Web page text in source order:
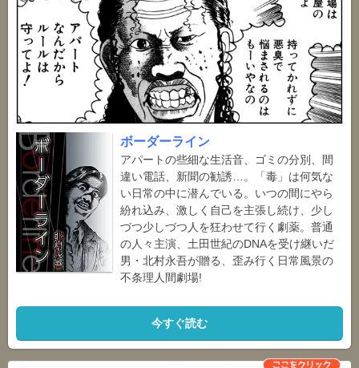
ボーダーライン
アパートの些細な生活音、ゴミの分別、間
違い電話、新聞の勧誘…。「毒」は何気な
い日常の中に潜んでいる。いつの間にやら
紛れ込み、激しく自己を主張し続け、少し
づつ少しづつ人を狂わせて行く劇薬。普通
の人々主演、土田世紀のDNAを受け継いだ
男・北村永吾が贈る、歪み行く日常風景の
不条理人間劇場!
今すぐ読む